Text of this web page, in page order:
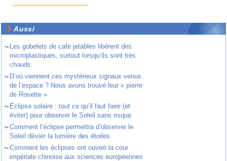
Aussi
~ Les gobelets de café jetables libèrent des
microplastiques, surtout lorsqu’ils sont très
chauds
~ D’où viennent ces mystérieux signaux venus
de l’espace ? Nous avons trouvé leur « pierre
de Rosette »
~ Éclipse solaire : tout ce qu’il faut faire (et
éviter) pour observer le Soleil sans risque
~Comment l’éclipse permettra d’observer le
Soleil dévier la lumière des étoiles
~Comment les éclipses ont ouvert la cour
impériale chinoise aux sciences européennes